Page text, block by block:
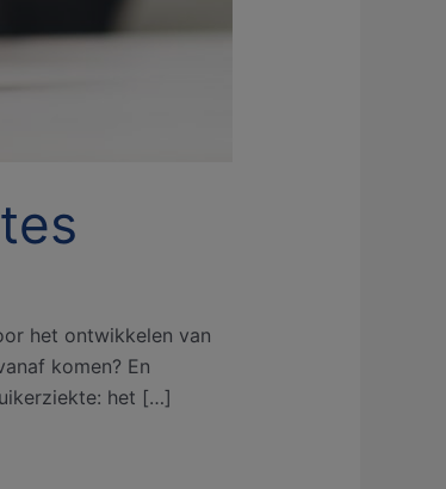
het ontwikkelen van
komen? En
het […]